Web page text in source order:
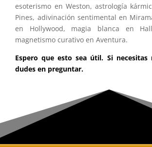
esoterismo en Weston, astrología
Pines, adivinación sentimental en
en Hollywood, magia blanca en
magnetismo curativo en Aventura.
Espero que esto sea útil. Si necesitas
dudes en preguntar.